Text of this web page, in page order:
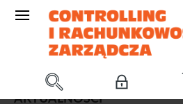
AKTUALNOŚCI